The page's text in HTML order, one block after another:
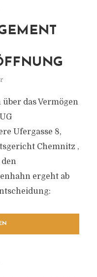
das Vermögen
Ufergasse 8,
Chemnitz ,
den
ergeht ab